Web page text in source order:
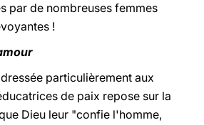
par de nombreuses femmes
!
particulièrement aux
de paix repose sur la
Dieu leur "confie l'homme,